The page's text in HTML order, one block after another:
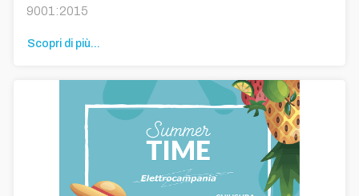
9001:2015
Scopri di più...